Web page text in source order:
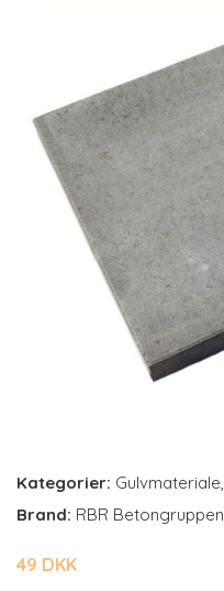
Kategorier: Gulvmateriale,
Brand: RBR Betongruppen
49 DKK